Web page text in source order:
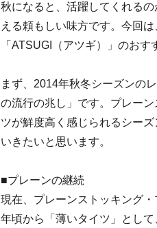
秋になると、活躍してくれる
える頼もしい味方です。今回
「ATSUGI（アツギ）」のおす
まず、2014年秋冬シーズンの
の流行の兆し」です。プレー
ツが鮮度高く感じられるシー
いきたいと思います。
■プレーンの継続
現在、プレーンストッキング
年頃から「薄いタイツ」とし